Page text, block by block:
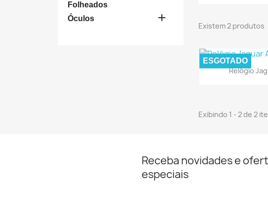
Folheados
Óculos

Existem 2 produtos
Relógio
ESGOTADO
Exibindo 1 - 2 de 2
Receba novidades e
especiais